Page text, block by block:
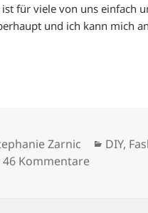
für viele von uns einfach
und ich kann mich
Zarnic DIY,
46 Kommentarezu A BIT